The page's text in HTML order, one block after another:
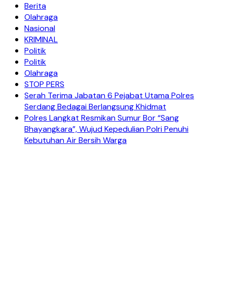
Berita
Olahraga
Nasional
KRIMINAL
Politik
Politik
Olahraga
STOP PERS
Serah Terima Jabatan 6 Pejabat Utama Polres
Serdang Bedagai Berlangsung Khidmat
Polres Langkat Resmikan Sumur Bor “Sang
Bhayangkara”, Wujud Kepedulian Polri Penuhi
Kebutuhan Air Bersih Warga